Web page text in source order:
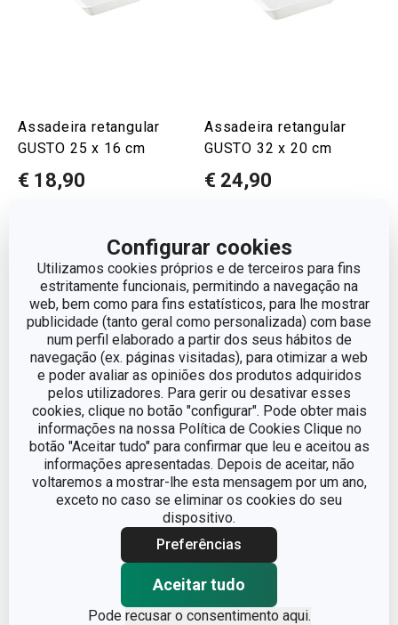
Configurar cookies
Utilizamos cookies próprios e de terceiros para fins
estritamente funcionais, permitindo a navegação na
web, bem como para fins estatísticos, para lhe mostrar
publicidade (tanto geral como personalizada) com base
num perfil elaborado a partir dos seus hábitos de
navegação (ex. páginas visitadas), para otimizar a web
e poder avaliar as opiniões dos produtos adquiridos
pelos utilizadores. Para gerir ou desativar esses
cookies, clique no botão "configurar". Pode obter mais
informações na nossa Política de Cookies Clique no
botão "Aceitar tudo" para confirmar que leu e aceitou as
informações apresentadas. Depois de aceitar, não
voltaremos a mostrar-lhe esta mensagem por um ano,
exceto no caso se eliminar os cookies do seu
dispositivo.
Preferências
Aceitar tudo
Pode recusar o consentimento aqui.
Assadeira retangular
GUSTO 25 x 16 cm
€ 18,90
COMPRAR
Assadeira retangular
GUSTO 32 x 20 cm
€ 24,90
COMPRAR
Portes grátis
Assadeira retangular
Disponível na loja online
Tarteira GUSTO ø 28 cm
€ 19,90
Disponível na loja online